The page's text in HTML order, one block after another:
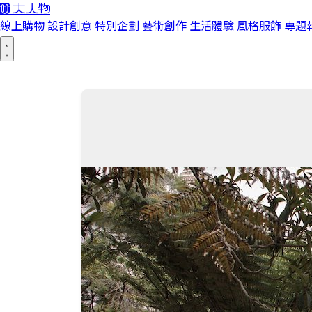
線上購物 設計創意 特別企劃 藝術創作 生活體驗 風格服飾 專題